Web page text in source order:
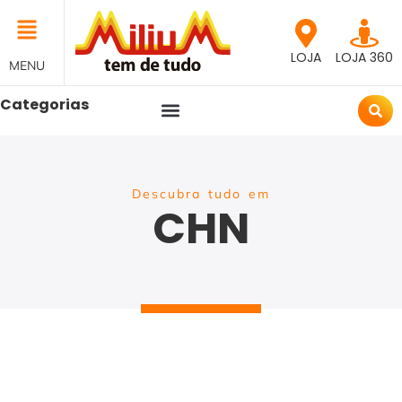
MENU LOJA LOJA 360
Categorias
Descubra tudo em
CHN